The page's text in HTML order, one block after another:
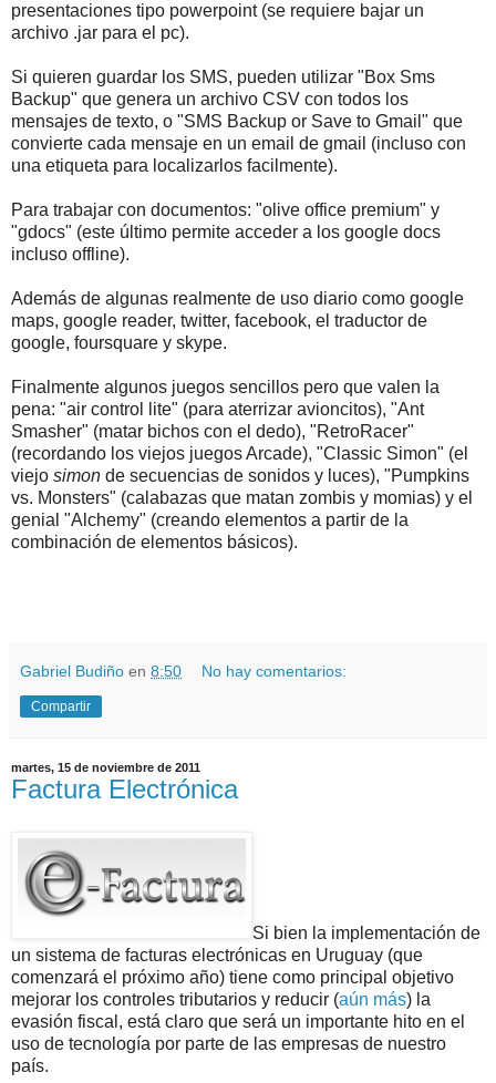
presentaciones tipo powerpoint (se requiere bajar un
archivo .jar para el pc).
Si quieren guardar los SMS, pueden utilizar "Box Sms
Backup" que genera un archivo CSV con todos los
mensajes de texto, o "SMS Backup or Save to Gmail" que
convierte cada mensaje en un email de gmail (incluso con
una etiqueta para localizarlos facilmente).
Para trabajar con documentos: "olive office premium" y
"gdocs" (este último permite acceder a los google docs
incluso offline).
Además de algunas realmente de uso diario como google
maps, google reader, twitter, facebook, el traductor de
google, foursquare y skype.
Finalmente algunos juegos sencillos pero que valen la
pena: "air control lite" (para aterrizar avioncitos), "Ant
Smasher" (matar bichos con el dedo), "RetroRacer"
(recordando los viejos juegos Arcade), "Classic Simon" (el
viejo simon de secuencias de sonidos y luces), "Pumpkins
vs. Monsters" (calabazas que matan zombis y momias) y el
genial "Alchemy" (creando elementos a partir de la
combinación de elementos básicos).
Gabriel Budiño en 8:50 No hay comentarios:
Compartir
martes, 15 de noviembre de 2011
Factura Electrónica
Si bien la implementación de
un sistema de facturas electrónicas en Uruguay (que
comenzará el próximo año) tiene como principal objetivo
mejorar los controles tributarios y reducir (aún más) la
evasión fiscal, está claro que será un importante hito en el
uso de tecnología por parte de las empresas de nuestro
país.